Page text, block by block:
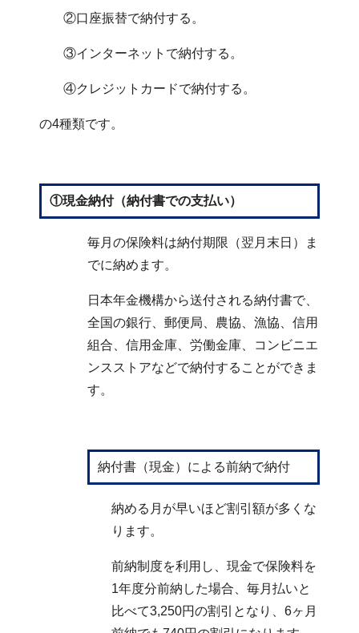
②口座振替で納付する。
③インターネットで納付する。
④クレジットカードで納付する。
の4種類です。
①現金納付（納付書での支払い）
毎月の保険料は納付期限（翌月末日）ま
でに納めます。
日本年金機構から送付される納付書で、
全国の銀行、郵便局、農協、漁協、信用
組合、信用金庫、労働金庫、コンビニエ
ンスストアなどで納付することができま
す。
納付書（現金）による前納で納付
納める月が早いほど割引額が多くな
ります。
前納制度を利用し、現金で保険料を
1年度分前納した場合、毎月払いと
比べて3,250円の割引となり、6ヶ月